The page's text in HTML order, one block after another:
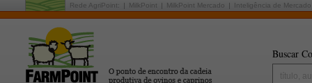
Rede AgriPoint: MilkPoint MilkPoint Mercado Inteligência de Mercado
Buscar